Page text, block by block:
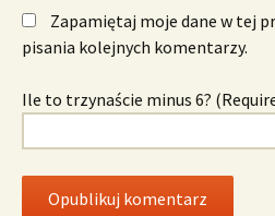
Zapamiętaj moje dane w tej
pisania kolejnych komentarzy.
Ile to trzynaście minus 6?